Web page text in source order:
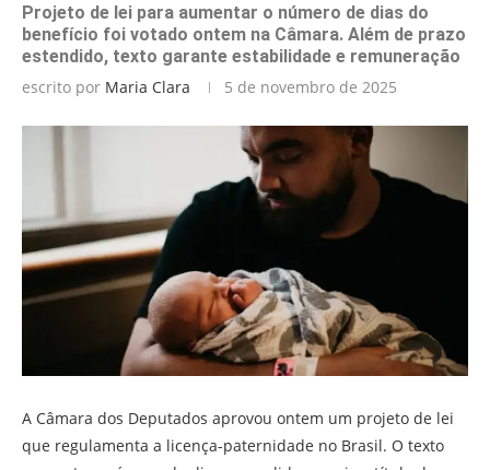
Projeto de lei para aumentar o número de dias do
benefício foi votado ontem na Câmara. Além de prazo
estendido, texto garante estabilidade e remuneração
escrito por Maria Clara 5 de novembro de 2025
A Câmara dos Deputados aprovou ontem um projeto de lei
que regulamenta a licença-paternidade no Brasil. O texto